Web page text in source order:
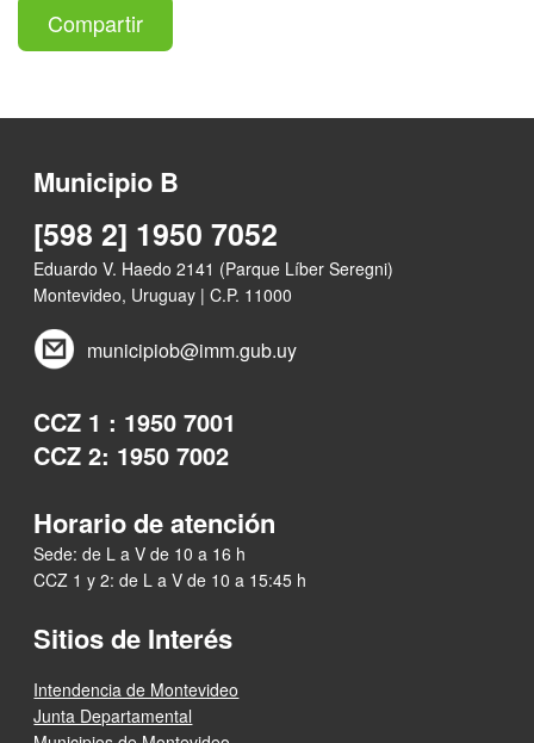
Compartir
Municipio B
[598 2] 1950 7052
Eduardo V. Haedo 2141 (Parque Líber Seregni)
Montevideo, Uruguay | C.P. 11000
municipiob@imm.gub.uy
CCZ 1 : 1950 7001
CCZ 2: 1950 7002
Horario de atención
Sede: de L a V de 10 a 16 h
CCZ 1 y 2: de L a V de 10 a 15:45 h
Sitios de Interés
Intendencia de Montevideo
Junta Departamental